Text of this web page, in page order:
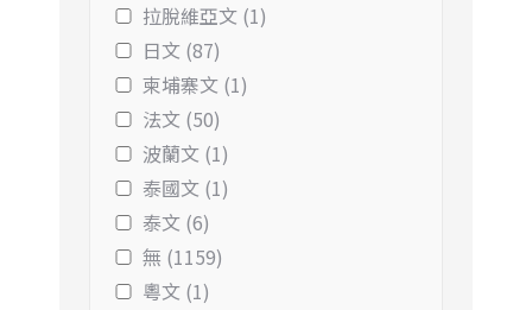
拉脫維亞文 (1)
日文 (87)
柬埔寨文 (1)
法文 (50)
波蘭文 (1)
泰國文 (1)
泰文 (6)
無 (1159)
粵文 (1)